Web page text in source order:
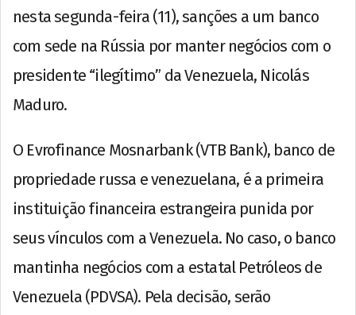
nesta segunda-feira (11), sanções a um banco
com sede na Rússia por manter negócios com o
presidente “ilegítimo” da Venezuela, Nicolás
Maduro.
O Evrofinance Mosnarbank (VTB Bank), banco de
propriedade russa e venezuelana, é a primeira
instituição financeira estrangeira punida por
seus vínculos com a Venezuela. No caso, o banco
mantinha negócios com a estatal Petróleos de
Venezuela (PDVSA). Pela decisão, serão